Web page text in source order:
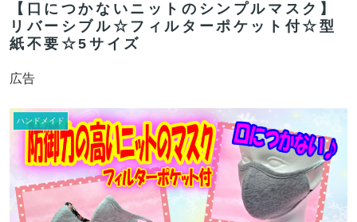
【口につかないニットのシンプルマスク】
リバーシブル☆フィルターポケット付☆型
紙不要☆5サイズ
広告
ハンドメイド